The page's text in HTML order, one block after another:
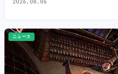
2026.08.06
ニュース